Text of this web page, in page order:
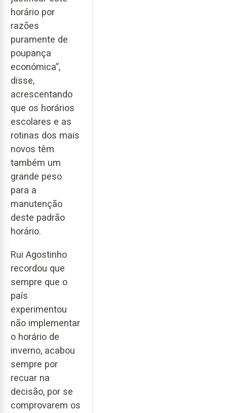
horário por
razões
puramente de
poupança
económica”,
disse,
acrescentando
que os horários
escolares e as
rotinas dos mais
novos têm
também um
grande peso
para a
manutenção
deste padrão
horário.
Rui Agostinho
recordou que
sempre que o
país
experimentou
não implementar
o horário de
inverno, acabou
sempre por
recuar na
decisão, por se
comprovarem os